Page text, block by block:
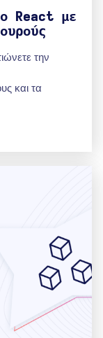
React με
την
και τα